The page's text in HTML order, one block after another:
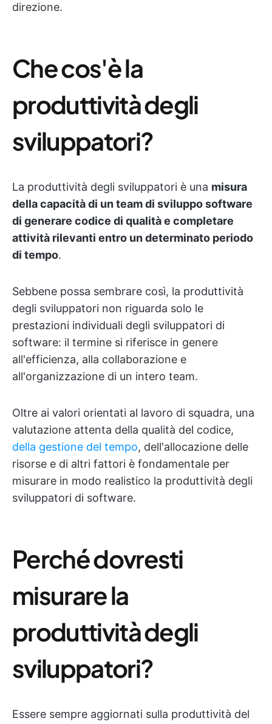
direzione.
Che cos'è la
produttività degli
sviluppatori?
La produttività degli sviluppatori è una misura
della capacità di un team di sviluppo software
di generare codice di qualità e completare
attività rilevanti entro un determinato periodo
di tempo.
Sebbene possa sembrare così, la produttività
degli sviluppatori non riguarda solo le
prestazioni individuali degli sviluppatori di
software: il termine si riferisce in genere
all'efficienza, alla collaborazione e
all'organizzazione di un intero team.
Oltre ai valori orientati al lavoro di squadra, una
valutazione attenta della qualità del codice,
della gestione del tempo, dell'allocazione delle
risorse e di altri fattori è fondamentale per
misurare in modo realistico la produttività degli
sviluppatori di software.
Perché dovresti
misurare la
produttività degli
sviluppatori?
Essere sempre aggiornati sulla produttività del